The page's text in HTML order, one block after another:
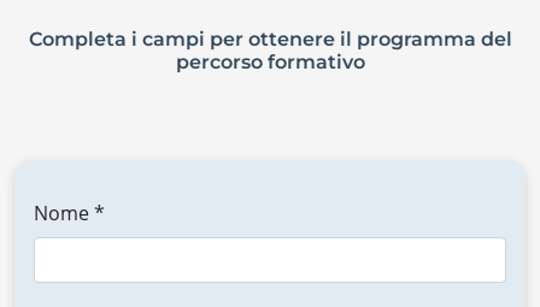
Completa i campi per ottenere il programma del
percorso formativo
Nome *